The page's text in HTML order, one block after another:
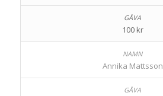
100 kr
Annika Mattsson